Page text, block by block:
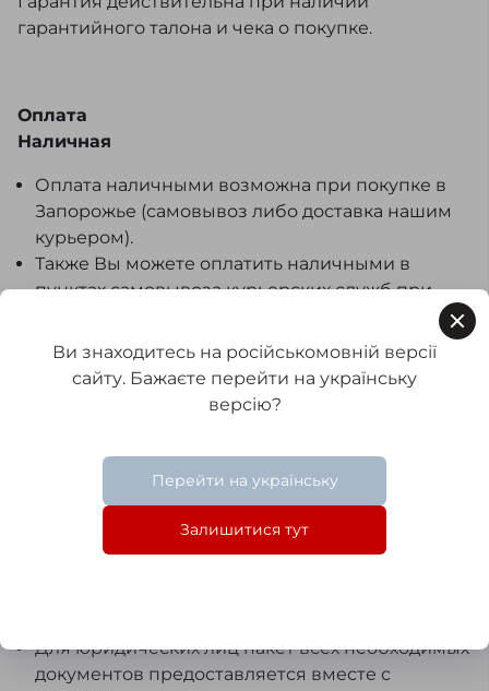
гарантийного талона и чека о покупке.
Оплата
Наличная
Оплата наличными возможна при покупке в
Запорожье (самовывоз либо доставка нашим
курьером).
Также Вы можете оплатить наличными в
пунктах самовывоза курьерских служб при
Оплата производится исключительно в
национальной валюте. В подтверждение
оплаты мы выдаем Вам товарный чек.
Оплата по безналичному расчету
осуществляется следующим образом: после
оформления заказа мы вышлем Вам на
электронную почту либо через SMS/Viber счёт-
Для юридических лиц пакет всех необходимых
документов предоставляется вместе с
Ви знаходитесь на російськомовній версії
сайту. Бажаєте перейти на українську
версію?
Перейти на українську
Залишитися тут